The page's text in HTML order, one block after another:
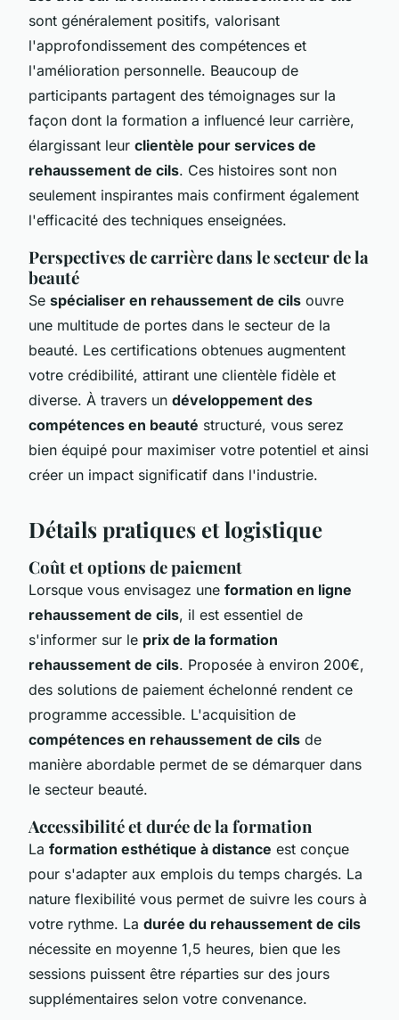
sont généralement positifs, valorisant
l'approfondissement des compétences et
l'amélioration personnelle. Beaucoup de
participants partagent des témoignages sur la
façon dont la formation a influencé leur carrière,
élargissant leur clientèle pour services de
rehaussement de cils. Ces histoires sont non
seulement inspirantes mais confirment également
l'efficacité des techniques enseignées.
Perspectives de carrière dans le secteur de la
beauté
Se spécialiser en rehaussement de cils ouvre
une multitude de portes dans le secteur de la
beauté. Les certifications obtenues augmentent
votre crédibilité, attirant une clientèle fidèle et
diverse. À travers un développement des
compétences en beauté structuré, vous serez
bien équipé pour maximiser votre potentiel et ainsi
créer un impact significatif dans l'industrie.
Détails pratiques et logistique
Coût et options de paiement
Lorsque vous envisagez une formation en ligne
rehaussement de cils, il est essentiel de
s'informer sur le prix de la formation
rehaussement de cils. Proposée à environ 200€,
des solutions de paiement échelonné rendent ce
programme accessible. L'acquisition de
compétences en rehaussement de cils de
manière abordable permet de se démarquer dans
le secteur beauté.
Accessibilité et durée de la formation
La formation esthétique à distance est conçue
pour s'adapter aux emplois du temps chargés. La
nature flexibilité vous permet de suivre les cours à
votre rythme. La durée du rehaussement de cils
nécessite en moyenne 1,5 heures, bien que les
sessions puissent être réparties sur des jours
supplémentaires selon votre convenance.